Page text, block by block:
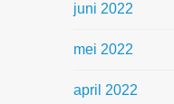
juni 2022
mei 2022
april 2022